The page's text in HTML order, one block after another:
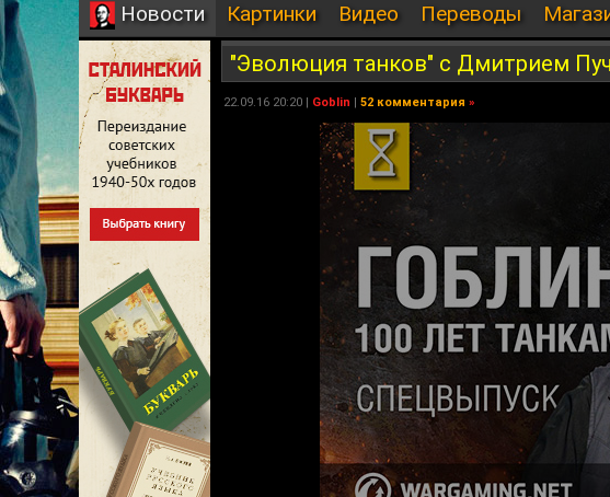
Новости Картинки Видео Переводы
"Эволюция танков" с Дмитрием
22.09.16 20:20 | Goblin | 52 комментария »